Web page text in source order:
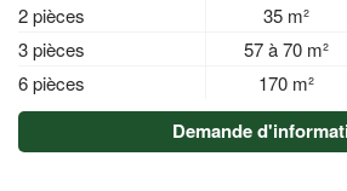
2 pièces 35 m²
3 pièces 57 à 70 m²
6 pièces 170 m²
Demande